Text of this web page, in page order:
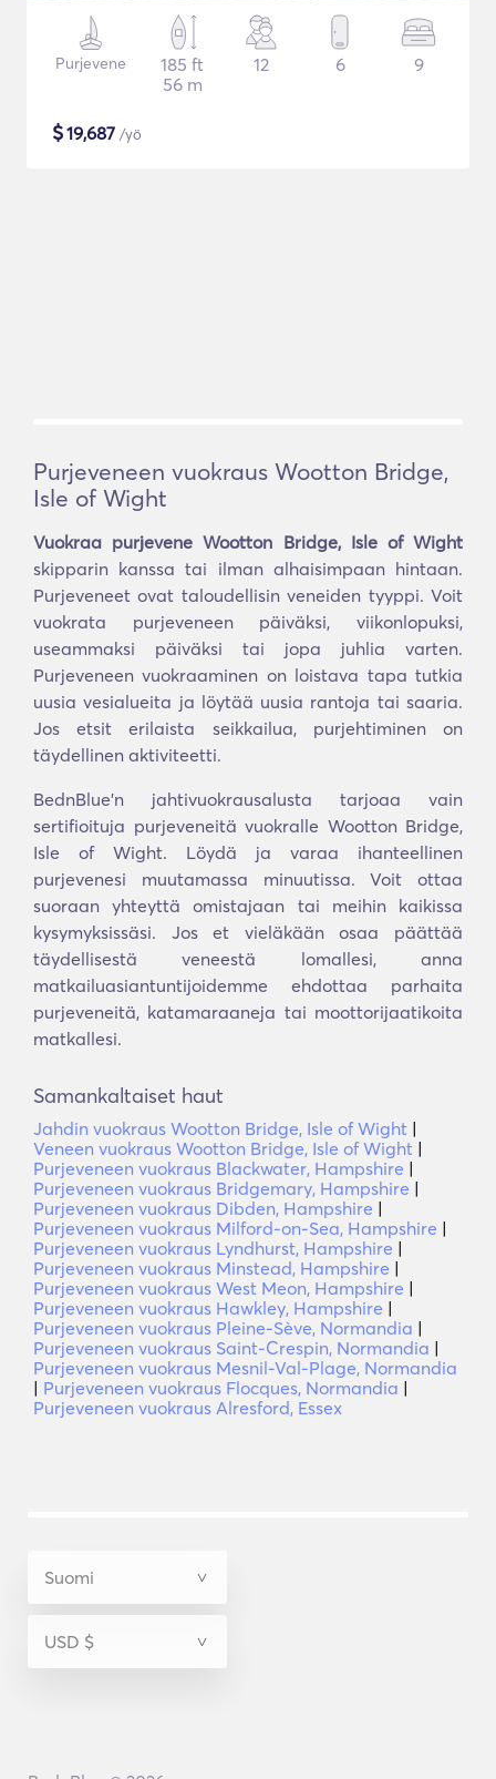
Purjevene
185 ft
56 m
12 6 9
$19,687 /yö
Purjeveneen vuokraus Wootton Bridge,
Isle of Wight
Vuokraa purjevene Wootton Bridge, Isle of Wight
skipparin kanssa tai ilman alhaisimpaan hintaan.
Purjeveneet ovat taloudellisin veneiden tyyppi. Voit
vuokrata purjeveneen päiväksi, viikonlopuksi,
useammaksi päiväksi tai jopa juhlia varten.
Purjeveneen vuokraaminen on loistava tapa tutkia
uusia vesialueita ja löytää uusia rantoja tai saaria.
Jos etsit erilaista seikkailua, purjehtiminen on
täydellinen aktiviteetti.
BednBlue'n jahtivuokrausalusta tarjoaa vain
sertifioituja purjeveneitä vuokralle Wootton Bridge,
Isle of Wight. Löydä ja varaa ihanteellinen
purjevenesi muutamassa minuutissa. Voit ottaa
suoraan yhteyttä omistajaan tai meihin kaikissa
kysymyksissäsi. Jos et vieläkään osaa päättää
täydellisestä veneestä lomallesi, anna
matkailuasiantuntijoidemme ehdottaa parhaita
purjeveneitä, katamaraaneja tai moottorijaatikoita
matkallesi.
Samankaltaiset haut
Jahdin vuokraus Wootton Bridge, Isle of Wight |
Veneen vuokraus Wootton Bridge, Isle of Wight |
Purjeveneen vuokraus Blackwater, Hampshire |
Purjeveneen vuokraus Bridgemary, Hampshire |
Purjeveneen vuokraus Dibden, Hampshire |
Purjeveneen vuokraus Milford-on-Sea, Hampshire |
Purjeveneen vuokraus Lyndhurst, Hampshire |
Purjeveneen vuokraus Minstead, Hampshire |
Purjeveneen vuokraus West Meon, Hampshire |
Purjeveneen vuokraus Hawkley, Hampshire |
Purjeveneen vuokraus Pleine-Sève, Normandia |
Purjeveneen vuokraus Saint-Crespin, Normandia |
Purjeveneen vuokraus Mesnil-Val-Plage, Normandia
| Purjeveneen vuokraus Flocques, Normandia |
Purjeveneen vuokraus Alresford, Essex